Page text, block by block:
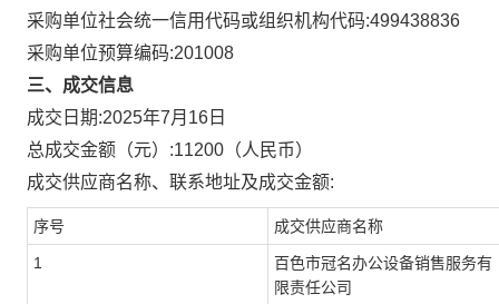
采购单位社会统一信用代码或组织机构代码:499438836
采购单位预算编码:201008
三、成交信息
成交日期:2025年7月16日
总成交金额（元）:11200 （人民币）
成交供应商名称、联系地址及成交金额:
序号 成交供应商名称
1
百色市冠名办公设备销售服务有
限责任公司